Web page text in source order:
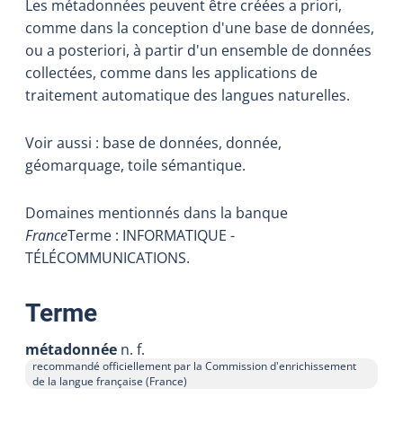
Les métadonnées peuvent être créées a priori,
comme dans la conception d'une base de données,
ou a posteriori, à partir d'un ensemble de données
collectées, comme dans les applications de
traitement automatique des langues naturelles.
Voir aussi : base de données, donnée,
géomarquage, toile sémantique.
Domaines mentionnés dans la banque
FranceTerme : INFORMATIQUE -
TÉLÉCOMMUNICATIONS.
Terme:
métadonnée n. f.
recommandé officiellement par la Commission d'enrichissement
de la langue française (France)